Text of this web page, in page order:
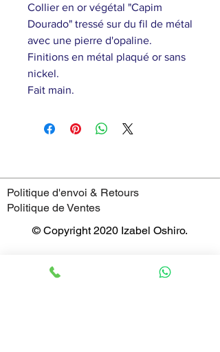
Collier en or végétal "Capim
Dourado" tressé sur du fil de métal
avec une pierre d'opaline.
Finitions en métal plaqué or sans
nickel.
Fait main.
Politique d'envoi & Retours
Politique de Ventes
© Copyright 2020 Izabel Oshiro.
69005 - Lyon